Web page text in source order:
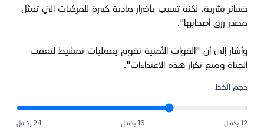
خسائر بشرية، لكنه تسبب بأضرار مادية كبيرة للمركبات التي تمثل
مصدر رزق أصحابها".
وأشار إلى أن "القوات الأمنية تقوم بعمليات تمشيط لتعقب
الجناة ومنع تكرار هذه الاعتداءات".
حجم الخط
12 بكسل 16 بكسل 24 بكسل